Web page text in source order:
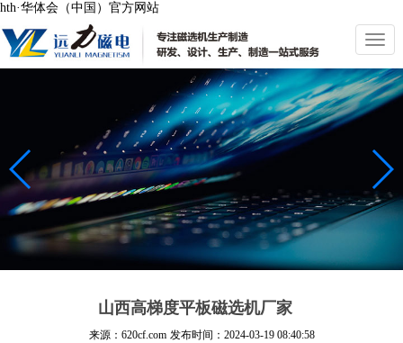
hth·华体会（中国）官方网站
切
换
导
航
山西高梯度平板磁选机厂家
来源：620cf.com 发布时间： 2024-03-19 08:40:58